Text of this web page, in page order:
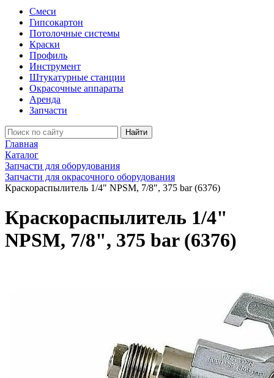
Смеси
Гипсокартон
Потолочные системы
Краски
Профиль
Инструмент
Штукатурные станции
Окрасочные аппараты
Аренда
Запчасти
Найти
Главная
Каталог
Запчасти для оборудования
Запчасти для окрасочного оборудования
Краскораспылитель 1/4" NPSM, 7/8", 375 bar (6376)
Краскораспылитель 1/4"
NPSM, 7/8", 375 bar (6376)